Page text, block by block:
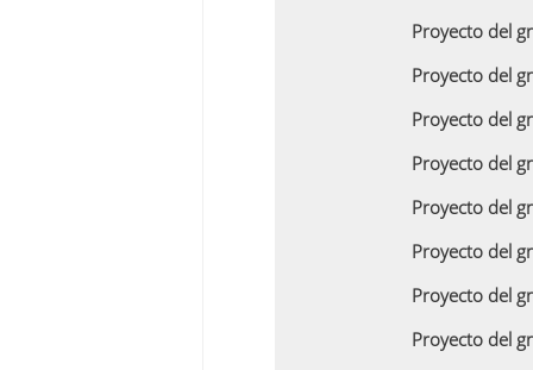
Proyecto del
Proyecto del
Proyecto del
Proyecto del
Proyecto del
Proyecto del
Proyecto del
Proyecto del